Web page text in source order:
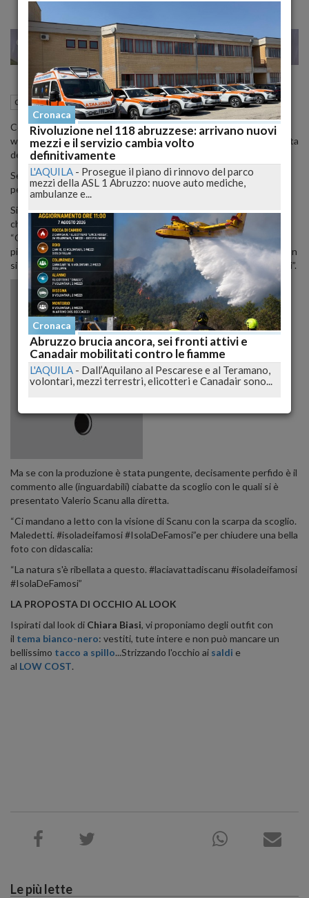
MILANO 26 35
Cronaca nazionale 28 Gennaio 2015 05:40
Come poteva la blogger più pungente (leggasi velenosa .ndr) del
web astenersi dal commentare il clamoroso flop della prima puntata
dell'Isola dei Famosi.
Selvaggia Lucarelli ha quindi, a più riprese, scritto su twitter i suoi
pensieri in 140 caratteri, diretti e spietati come sempre.
Si inizia in modo soft alle prime avvisaglie di problema, “Ma quindi
che si fa? L'isola si collega con
Piazza Pulita? #isoladeifamosi” a
“Comunque pure ai matrimoni si prepara un piano b in caso di
pioggia. #isoladeifamosi”, passando per “Vabbe', visto che l'isola non
si fa, Canale 5potrebbe mandare un film di Rocco. #isoladeifamosi”.
Ma se con la produzione è stata pungente, decisamente perfido è il
commento alle (inguardabili) ciabatte da scoglio con le quali si è
presentato Valerio Scanu alla diretta.
“Ci mandano a letto con la visione di Scanu con la scarpa da scoglio.
Maledetti. #isoladeifamosi #IsolaDeFamosi”e per chiudere una bella
foto con didascalia:
“La natura s'è ribellata a questo. #laciavattadiscanu #isoladeifamosi
#IsolaDeFamosi”
LA PROPOSTA DI OCCHIO AL LOOK
Ispirati dal look di Chiara Biasi, vi proponiamo degli outfit con
il tema bianco-nero: vestiti, tute intere e non può mancare un
bellissimo tacco a spillo...Strizzando l'occhio ai saldi e
al LOW COST.
Le più lette
Cronaca
Rivoluzione nel 118 abruzzese: arrivano nuovi
mezzi e il servizio cambia volto
definitivamente
L'AQUILA - Prosegue il piano di rinnovo del parco
mezzi della ASL 1 Abruzzo: nuove auto mediche,
ambulanze e...
Cronaca
Abruzzo brucia ancora, sei fronti attivi e
Canadair mobilitati contro le fiamme
L'AQUILA - Dall’Aquilano al Pescarese e al Teramano,
volontari, mezzi terrestri, elicotteri e Canadair sono...